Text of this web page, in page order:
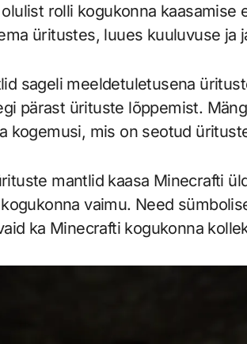
rolli kogukonna kaasamise
üritustes, luues kuuluvuse ja
sageli meeldetuletusena
pärast ürituste lõppemist.
kogemusi, mis on seotud
mantlid kaasa Minecrafti
vaimu. Need
ka Minecrafti kogukonna